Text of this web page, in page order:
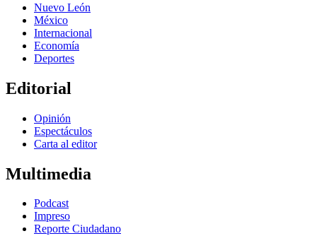
Nuevo León
México
Internacional
Economía
Deportes
Editorial
Opinión
Espectáculos
Carta al editor
Multimedia
Podcast
Impreso
Reporte Ciudadano